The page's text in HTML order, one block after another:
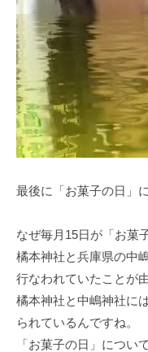
最後に「お菓子の日」
なぜ毎月15日が「お菓
橘本神社と兵庫県の中
行なわれていたことが
橘本神社と中嶋神社に
られているんですね。
「お菓子の日」につい